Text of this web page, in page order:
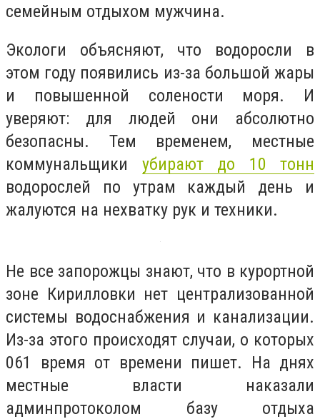
семейным отдыхом мужчина.
Экологи объясняют, что водоросли в
этом году появились из-за большой жары
и повышенной солености моря. И
уверяют: для людей они абсолютно
безопасны. Тем временем, местные
коммунальщики убирают до 10 тонн
водорослей по утрам каждый день и
жалуются на нехватку рук и техники.
Не все запорожцы знают, что в курортной
зоне Кирилловки нет централизованной
системы водоснабжения и канализации.
Из-за этого происходят случаи, о которых
061 время от времени пишет. На днях
местные власти наказали
админпротоколом базу отдыха